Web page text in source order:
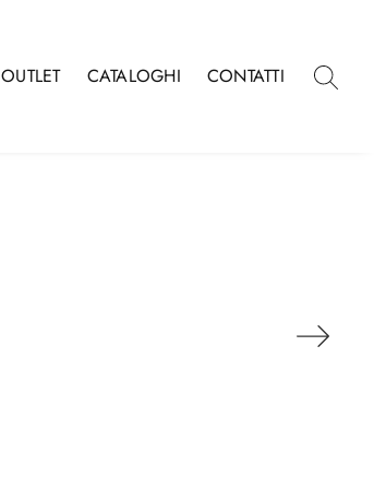
OUTLET CATALOGHI CONTATTI